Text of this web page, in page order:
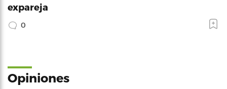
expareja
0
Opiniones